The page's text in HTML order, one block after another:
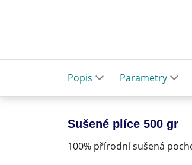
Popis Parametry
Sušené plíce 500 gr
100% přírodní sušená